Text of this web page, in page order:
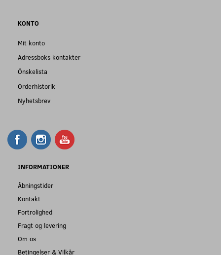
KONTO
Mit konto
Adressboks kontakter
Önskelista
Orderhistorik
Nyhetsbrev
INFORMATIONER
Åbningstider
Kontakt
Fortrolighed
Fragt og levering
Om os
Betingelser & Vilkår